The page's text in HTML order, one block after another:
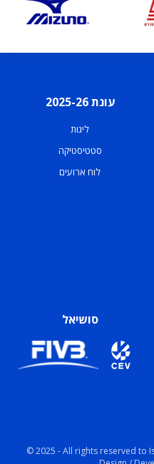
עונת 2025-26
ליגות
סטטיסטיקה
לוח ארועים
סושיאל
© 2025 - All rights reserved to